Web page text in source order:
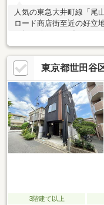
人気の東急大井町線「尾
ロード商店街至近の好立
を終えております。本年
居住スペースと「事務所
27ｊもある開放的なリビ
の新生活をすぐにはじめ
入を得ながら、世田谷
の贅沢な暮らしを叶えま
東京都世田谷
3階建て以上